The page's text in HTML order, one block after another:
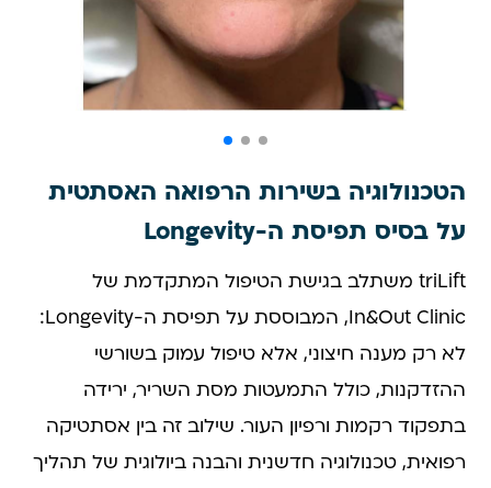
הטכנולוגיה בשירות הרפואה האסתטית
על בסיס תפיסת ה-Longevity
triLift משתלב בגישת הטיפול המתקדמת של
In&Out Clinic, המבוססת על תפיסת ה-Longevity:
לא רק מענה חיצוני, אלא טיפול עמוק בשורשי
ההזדקנות, כולל התמעטות מסת השריר, ירידה
בתפקוד רקמות ורפיון העור. שילוב זה בין אסתטיקה
רפואית, טכנולוגיה חדשנית והבנה ביולוגית של תהליך